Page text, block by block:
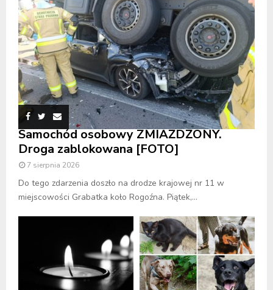
Samochód osobowy ZMIAŻDŻONY.
Droga zablokowana [FOTO]
7 sierpnia 2026
Do tego zdarzenia doszło na drodze krajowej nr 11 w
miejscowości Grabatka koło Rogoźna. Piątek,...